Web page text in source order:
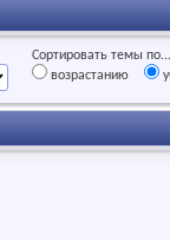
Сортировать темы по...
возрастанию